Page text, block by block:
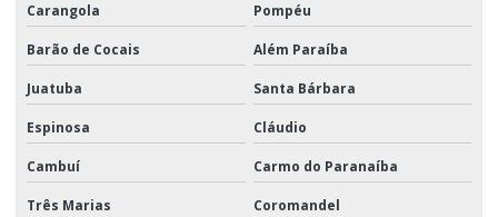
Carangola Pompéu
Barão de Cocais Além Paraíba
Juatuba Santa Bárbara
Espinosa Cláudio
Cambuí Carmo do Paranaíba
Três Marias Coromandel